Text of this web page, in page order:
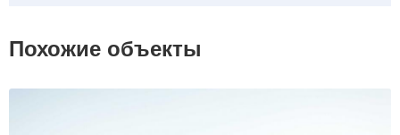
Похожие объекты